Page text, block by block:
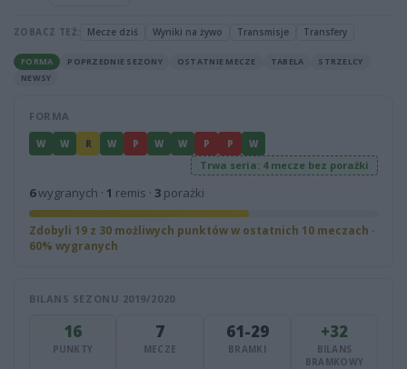
ZOBACZ TEŻ: Mecze dziś Wyniki na żywo Transmisje Transfery
FORMA POPRZEDNIE SEZONY OSTATNIE MECZE TABELA
STRZELCY
NEWSY
FORMA
W W R W P W W P P W
Trwa seria: 4 mecze bez porażki
6wygranych · 1 remis · 3 porażki
Zdobyli 19 z 30 możliwych punktów w ostatnich 10 meczach ·
60% wygranych
BILANS SEZONU 2019/2020
16
PUNKTY
7
MECZE
61-29
BRAMKI
+32
BILANS
BRAMKOWY